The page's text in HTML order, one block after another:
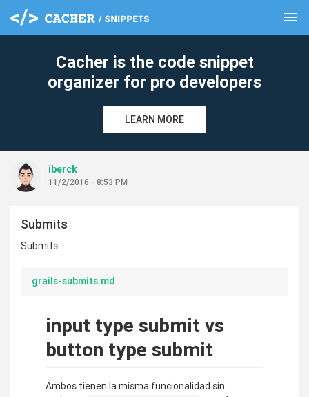
menu
Cacher is the code snippet
organizer for pro developers
LEARN MORE
iberck
11/2/2016 - 8:53 PM
Submits
Submits
grails-submits.md
input type submit vs
button type submit
Ambos tienen la misma funcionalidad sin
clear